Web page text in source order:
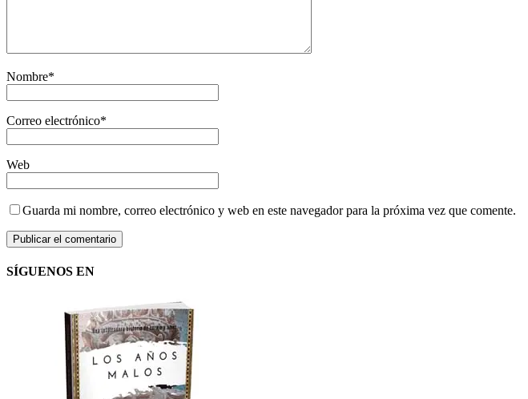
Nombre*
Correo electrónico*
Web
Guarda mi nombre, correo electrónico y web en este navegador para la próxima vez que comente.
SÍGUENOS EN